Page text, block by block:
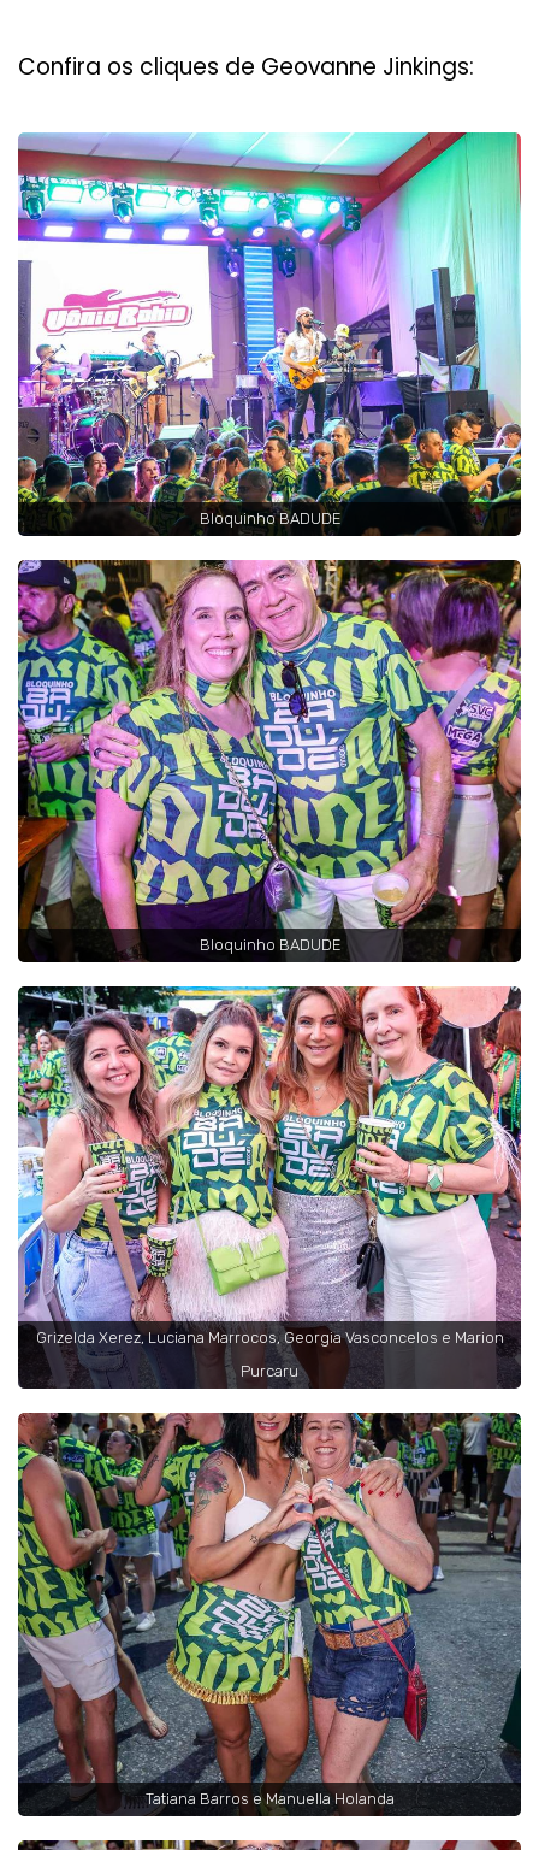
Confira os cliques de Geovanne Jinkings:
Bloquinho BADUDE
Bloquinho BADUDE
Grizelda Xerez, Luciana Marrocos, Georgia Vasconcelos e Marion
Purcaru
Tatiana Barros e Manuella Holanda